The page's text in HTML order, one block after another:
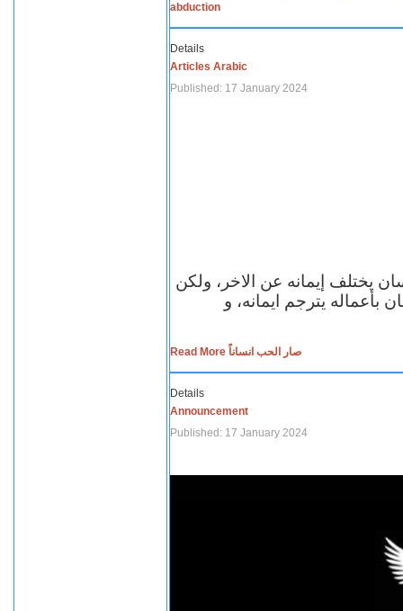
abduction
Details
Articles Arabic
Published: 17 January 2024
يختلف إيمانه عن الاخر، ولكن
بأعماله يترجم ايمانه، و
Read More صار الحب انساناً
Details
Announcement
Published: 17 January 2024